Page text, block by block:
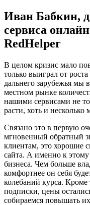
Иван Бабкин,
сервиса
RedHelper
В целом кризис мало
только выиграл от
дальнего зарубежья мы
местном рынке
нашими сервисами не
расти, хоть и несколько
Связано это в первую
мгновенный обратный
клиентам, это хорошие
сайта. А именно к
бизнеса. Чем больше
комфортнее он себя
колебаний курса.
подписки, цены
собираемся повышать